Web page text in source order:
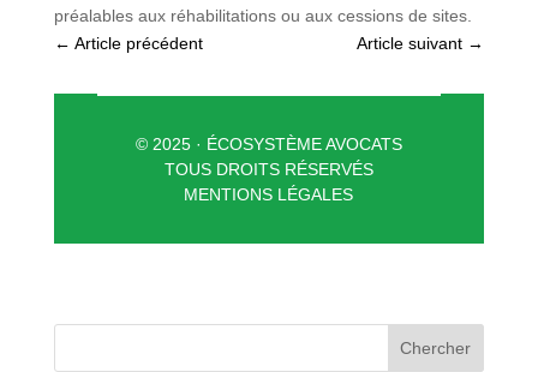
préalables aux réhabilitations ou aux cessions de sites.
← Article précédent Article suivant →
© 2025 · ÉCOSYSTÈME AVOCATS
TOUS DROITS RÉSERVÉS
MENTIONS LÉGALES
Chercher